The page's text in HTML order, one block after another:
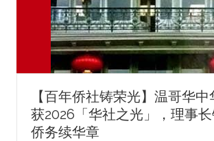
【百年侨社铸荣光】温哥华
获2026「华社之光」，理事
侨务续华章